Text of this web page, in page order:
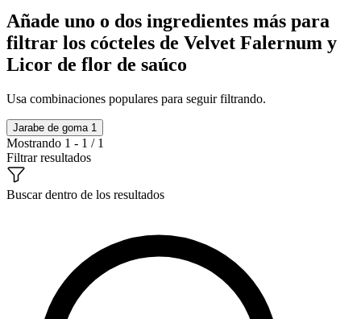
Añade uno o dos ingredientes más para
filtrar los cócteles de Velvet Falernum y
Licor de flor de saúco
Usa combinaciones populares para seguir filtrando.
Jarabe de goma 1
Mostrando 1 - 1 / 1
Filtrar resultados
Buscar dentro de los resultados